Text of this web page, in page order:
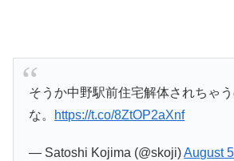
そうか中野駅前住宅解体されちゃ
な。
https://t.co/8ZtOP2aXnf
— Satoshi Kojima (@skoji)August